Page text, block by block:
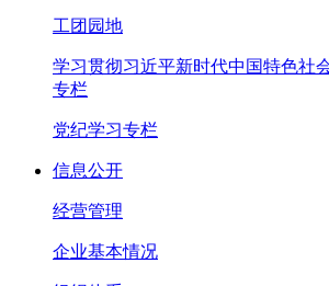
工团园地
学习贯彻习近平新时代中国特色社
专栏
党纪学习专栏
信息公开
经营管理
企业基本情况